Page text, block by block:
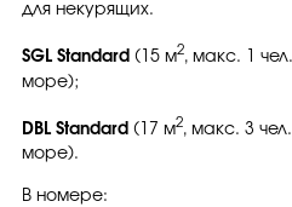
для некурящих.
SGL Standard (15 м2, макс. 1
море);
DBL Standard (17 м2, макс. 3
море).
В номере: